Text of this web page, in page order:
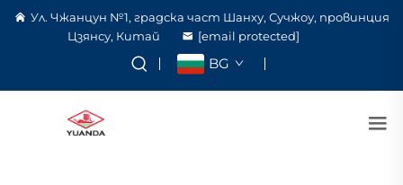
Ул. Чжанцун №1, градска част Шанху, Сучжоу, провинция
Цзянсу, Китай
[email protected]
BG